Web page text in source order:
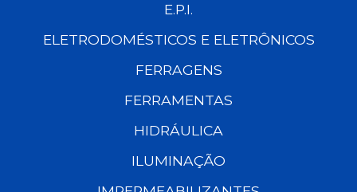
E.P.I.
ELETRODOMÉSTICOS E ELETRÔNICOS
FERRAGENS
FERRAMENTAS
HIDRÁULICA
ILUMINAÇÃO